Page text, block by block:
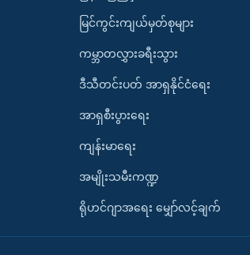
မြင်ကွင်းကျယ်မှတ်စုများ
ကမ္ဘာတလွှားခရီးသွား
ဒီသီတင်းပတ် အာရှနိုင်ငံရေး
အာရှစီးပွားရေး
ကျန်းမာရေး
အမျိုးသမီးကဏ္ဍ
ရိုဟင်ဂျာအရေး မျှော်လင့်ချက်